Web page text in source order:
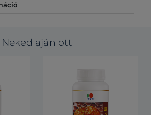
Neked ajánlott